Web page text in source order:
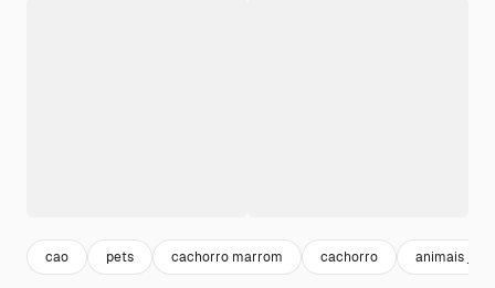
cao pets cachorro marrom cachorro animais